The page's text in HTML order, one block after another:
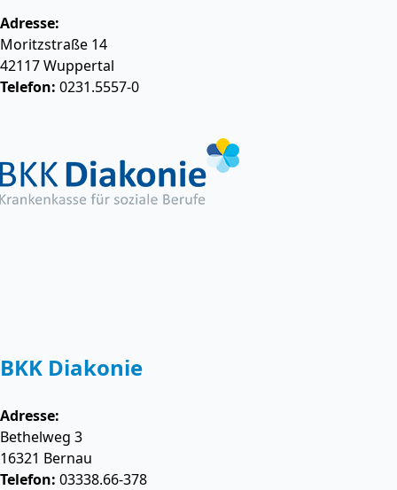
Adresse:
Moritzstraße 14
42117Wuppertal
Telefon: 0231.5557-0
BKK Diakonie
Adresse:
Bethelweg 3
16321 Bernau
Telefon: 03338.66-378